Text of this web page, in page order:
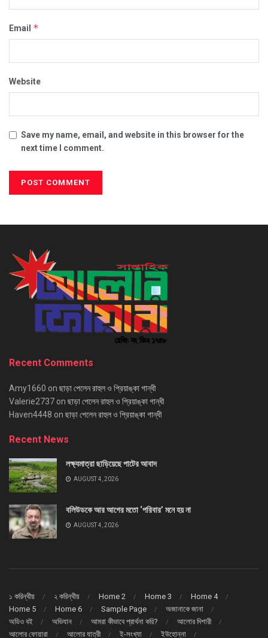
Email *
Website
Save my name, email, and website in this browser for the
next time I comment.
Recent Comments
Amy1660 on ছাড়া পেলেন রাহুল ও প্রিয়াঙ্কা গান্ধী
Valerie2737 on ছাড়া পেলেন রাহুল ও প্রিয়াঙ্কা গান্ধী
Haven4448 on ছাড়া পেলেন রাহুল ও প্রিয়াঙ্কা গান্ধী
Recent News
লক্ষ্যমাত্রা ছাড়িয়েছে পাটের আবাদ
AUGUST 4, 2026
বলিউডকে আর আগের মতো ‘পরিবার’ মনে হয় না
AUGUST 4, 2026
১ করিন্থীয় ২ করিন্থীয় Home 2 Home 3
Home 4
Home 5
Home 6 Sample Page
অজানাকে জানা
অডিও বই
অভিযান আমরা কীভাবে প্রার্থনা করি?
আলোর দিশারী
আলোর ফোয়ারা
আলোর যাত্রী ই-সংখ্যা ইউহোন্না